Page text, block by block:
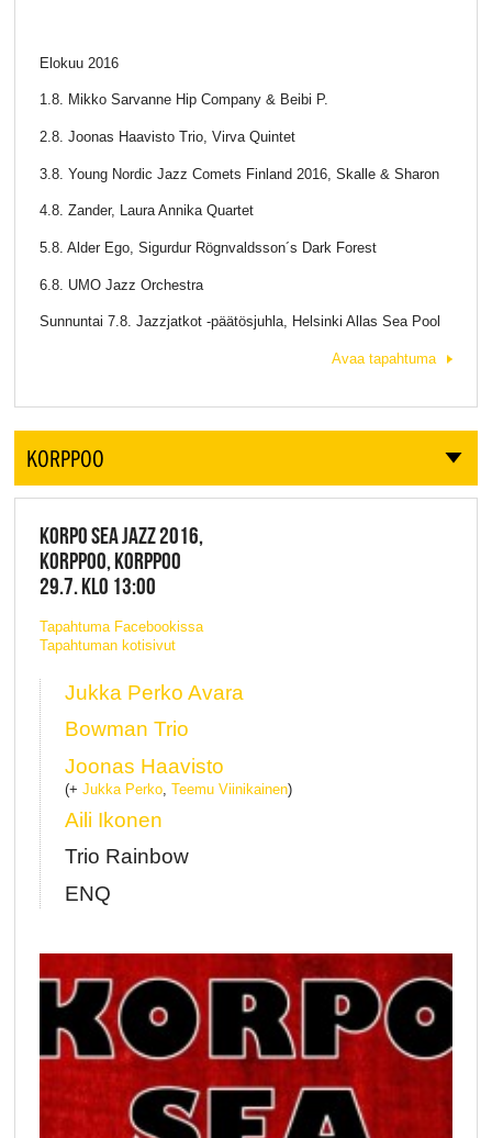
Elokuu 2016
1.8. Mikko Sarvanne Hip Company & Beibi P.
2.8. Joonas Haavisto Trio, Virva Quintet
3.8. Young Nordic Jazz Comets Finland 2016, Skalle & Sharon
4.8. Zander, Laura Annika Quartet
5.8. Alder Ego, Sigurdur Rögnvaldsson´s Dark Forest
6.8. UMO Jazz Orchestra
Sunnuntai 7.8. Jazzjatkot -päätösjuhla, Helsinki Allas Sea Pool
Avaa tapahtuma
KORPPOO
KORPO SEA JAZZ 2016,
KORPPOO, KORPPOO
29.7. KLO 13:00
Tapahtuma Facebookissa
Tapahtuman kotisivut
Jukka Perko Avara
Bowman Trio
Joonas Haavisto
(+ Jukka Perko, Teemu Viinikainen)
Aili Ikonen
Trio Rainbow
ENQ